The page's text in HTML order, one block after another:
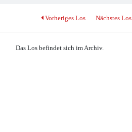
Vorheriges Los Nächstes Los
Das Los befindet sich im Archiv.